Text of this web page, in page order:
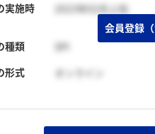
実施時
2023年02月上旬
種類
SPI
形式
オンライン
会員登録